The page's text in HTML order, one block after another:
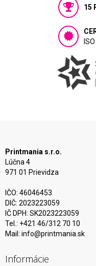
15
Printmania s.r.o.
Lúčna 4
971 01 Prievidza
IČO: 46046453
DIČ: 2023223059
IČ DPH: SK2023223059
Tel.: +421 46/312 70 10
Mail: info@printmania.sk
Informácie